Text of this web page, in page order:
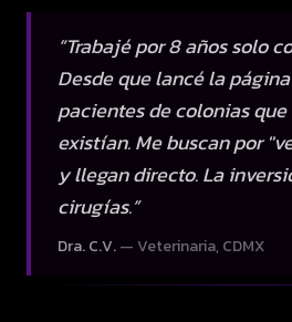
“Trabajé por 8 años solo
Desde que lancé la
pacientes de colonias
existían. Me buscan por
y llegan directo. La
cirugías.”
Dra. C.V.— Veterinaria, CDMX